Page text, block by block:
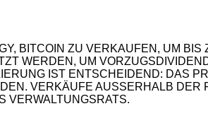
BITCOIN ZU VERKAUFEN, UM
WERDEN, UM
IST ENTSCHEIDEND: DAS
VERKÄUFE AUSSERHALB DER